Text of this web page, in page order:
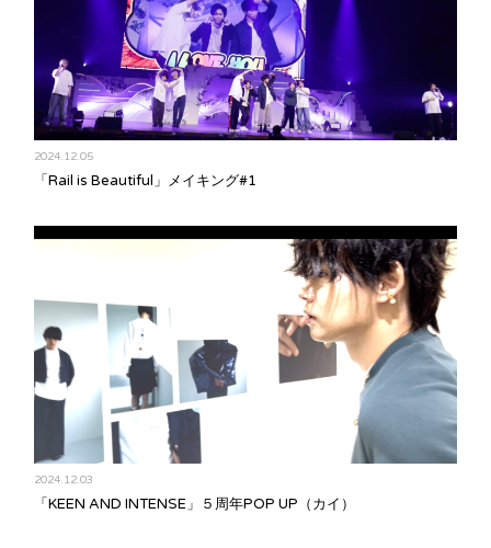
2024.12.05
「Rail is Beautiful」メイキング#1
2024.12.03
「KEEN AND INTENSE」５周年POP UP（カイ）